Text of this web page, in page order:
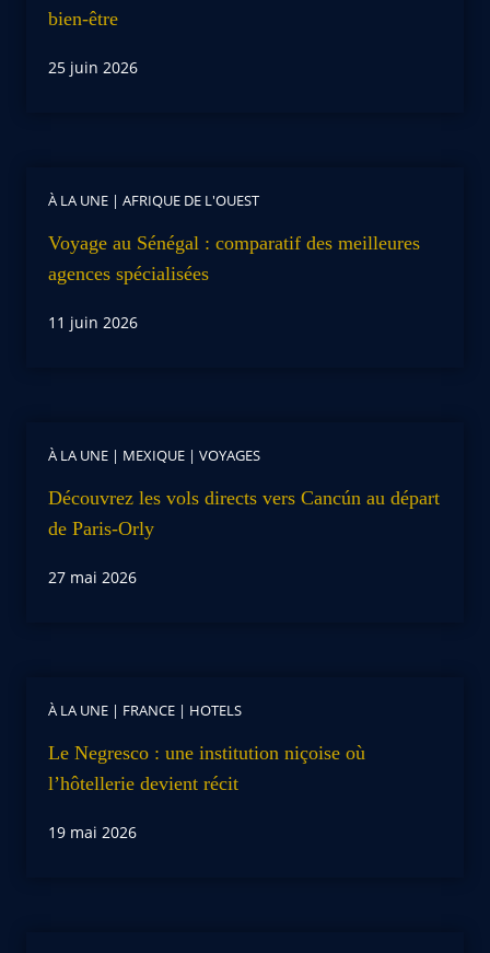
bien-être
25 juin 2026
À LA UNE | AFRIQUE DE L'OUEST
Voyage au Sénégal : comparatif des meilleures
agences spécialisées
11 juin 2026
À LA UNE | MEXIQUE | VOYAGES
Découvrez les vols directs vers Cancún au départ
de Paris-Orly
27 mai 2026
À LA UNE | FRANCE | HOTELS
Le Negresco : une institution niçoise où
l’hôtellerie devient récit
19 mai 2026